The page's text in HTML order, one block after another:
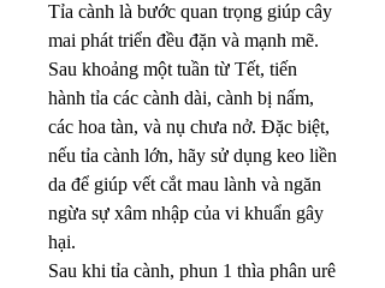
Tỉa cành là bước quan trọng giúp cây
mai phát triển đều đặn và mạnh mẽ.
Sau khoảng một tuần từ Tết, tiến
hành tỉa các cành dài, cành bị nấm,
các hoa tàn, và nụ chưa nở. Đặc biệt,
nếu tỉa cành lớn, hãy sử dụng keo liền
da để giúp vết cắt mau lành và ngăn
ngừa sự xâm nhập của vi khuẩn gây
hại.
Sau khi tỉa cành, phun 1 thìa phân urê